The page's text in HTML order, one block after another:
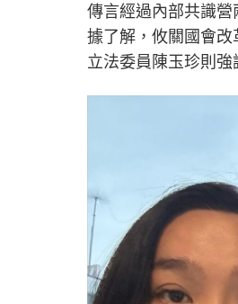
傳言經過內部共識
據了解，攸關國會
立法委員陳玉珍則